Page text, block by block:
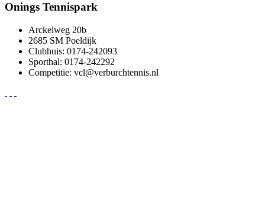
Onings Tennispark
Arckelweg 20b
2685 SM Poeldijk
Clubhuis: 0174-242093
Sporthal: 0174-242292
Competitie: vcl@verburchtennis.nl